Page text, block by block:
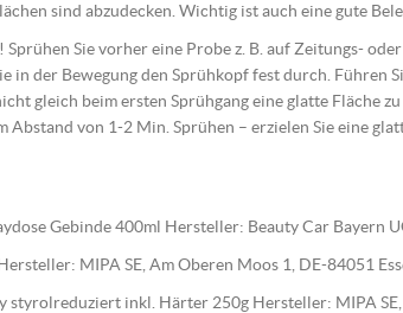
sind abzudecken. Wichtig ist auch eine gute
Sie vorher eine Probe z. B. auf Zeitungs-
in der Bewegung den Sprühkopf fest durch.
gleich beim ersten Sprühgang eine glatte Fläche
Abstand von 1-2 Min. Sprühen – erzielen Sie eine
Gebinde 400ml Hersteller: Beauty Car Bayern
MIPA SE, Am Oberen Moos 1, DE-84051
styrolreduziert inkl. Härter 250g Hersteller: MIPA